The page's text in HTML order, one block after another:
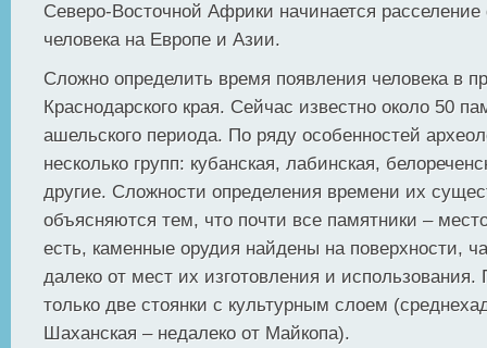
Северо-Восточной Африки начинается
человека на Европе и Азии.
Сложно определить время появления человека в
Краснодарского края. Сейчас известно около 50
ашельского периода. По ряду особенностей
несколько групп: кубанская, лабинская,
другие. Сложности определения времени их
объясняются тем, что почти все памятники –
есть, каменные орудия найдены на поверхности,
далеко от мест их изготовления и использования.
только две стоянки с культурным слоем
Шаханская – недалеко от Майкопа).